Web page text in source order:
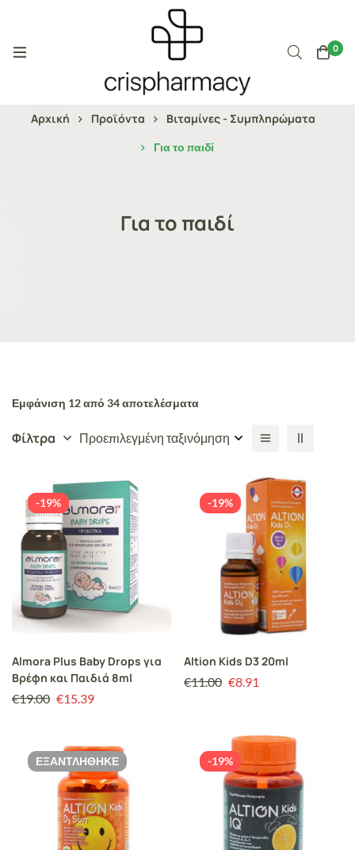
0
Αρχική Προϊόντα Βιταμίνες - Συμπληρώματα
Για το παιδί
Για το παιδί
Εμφάνιση 12 από 34 αποτελέσματα
Φίλτρα Προεπιλεγμένη ταξινόμηση
-19%
Almora Plus Baby Drops για
Βρέφη και Παιδιά 8ml
€19.00 €15.39
-19%
Altion Kids D3 20ml
€11.00 €8.91
ΕΞΑΝΤΛΉΘΗΚΕ -19%